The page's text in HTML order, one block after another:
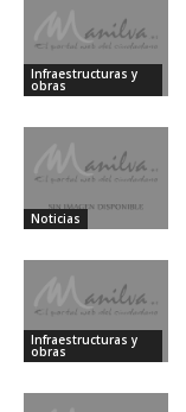
Infraestructuras y
obras
Noticias
Infraestructuras y
obras